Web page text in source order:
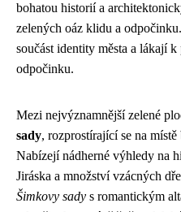
bohatou historií a
zelených oáz klidu a
součást identity města a lákají
odpočinku.
Mezi nejvýznamnější zelené
sady, rozprostírající se na
Nabízejí nádherné výhledy na
Jiráska a množství vzácných
Šimkovy sady s romantickým